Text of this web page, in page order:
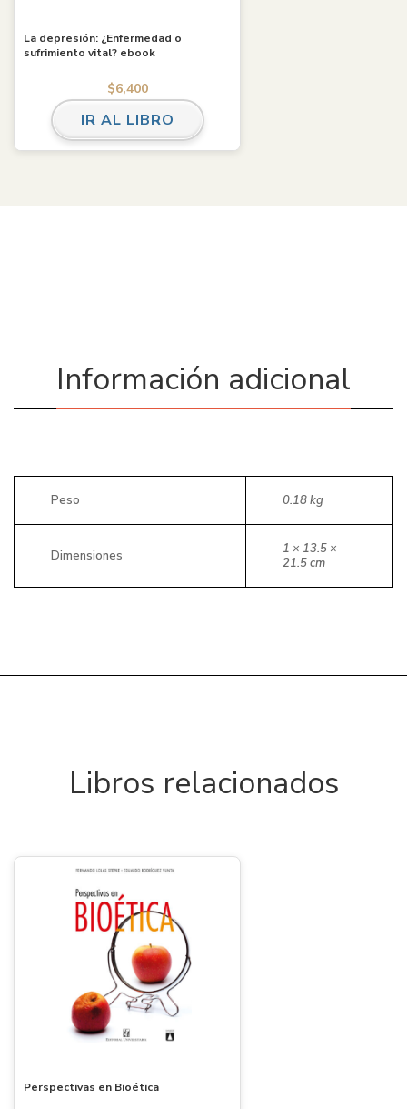
La depresión: ¿Enfermedad o
sufrimiento vital? ebook
$6,400
IR AL LIBRO
Información adicional
Peso 0.18 kg
Dimensiones
1 × 13.5 ×
21.5 cm
Libros relacionados
Perspectivas en Bioética